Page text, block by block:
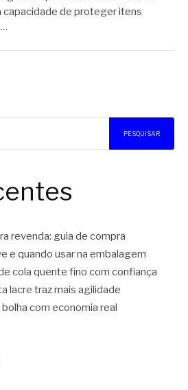
capacidade de proteger itens
PESQUISAR
revenda: guia de compra
e quando usar na embalagem
cola quente fino com confiança
lacre traz mais agilidade
com economia real